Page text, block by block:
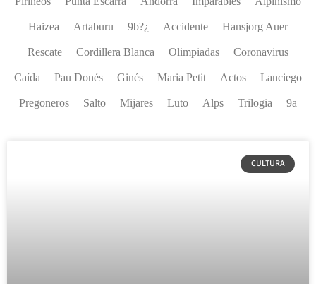
Haizea Artaburu 9b?¿ Accidente Hansjorg Auer
Rescate Cordillera Blanca Olimpiadas Coronavirus
Caída Pau Donés Ginés Maria Petit Actos Lanciego
Pregoneros Salto Mijares Luto Alps Trilogia 9a
CULTURA